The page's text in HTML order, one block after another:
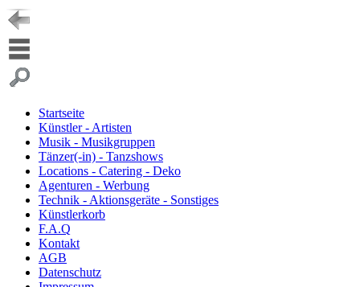
Startseite
Künstler - Artisten
Musik - Musikgruppen
Tänzer(-in) - Tanzshows
Locations - Catering - Deko
Agenturen - Werbung
Technik - Aktionsgeräte - Sonstiges
Künstlerkorb
F.A.Q
Kontakt
AGB
Datenschutz